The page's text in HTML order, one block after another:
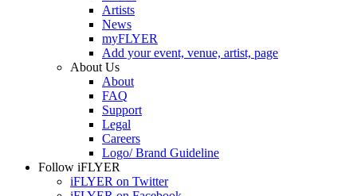
Artists
News
myFLYER
Add your event, venue, artist, page
About Us
About
FAQ
Support
Legal
Careers
Logo/ Brand Guideline
Follow iFLYER
iFLYER on Twitter